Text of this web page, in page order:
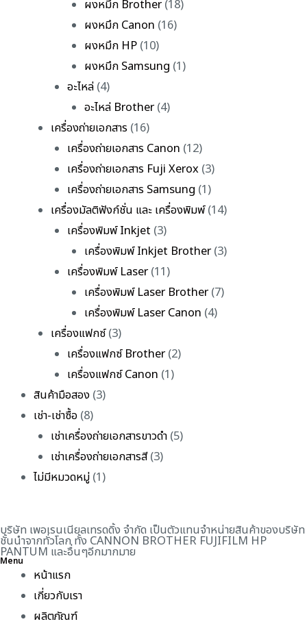
ผงหมึก Brother(18)
ผงหมึก Canon (16)
ผงหมึก HP (10)
ผงหมึก Samsung (1)
อะไหล่ (4)
อะไหล่ Brother(4)
เครื่องถ่ายเอกสาร (16)
เครื่องถ่ายเอกสาร Canon (12)
เครื่องถ่ายเอกสาร Fuji Xerox (3)
เครื่องถ่ายเอกสาร Samsung (1)
เครื่องมัลติฟังก์ชั่น และ เครื่องพิมพ์(14)
เครื่องพิมพ์ Inkjet (3)
เครื่องพิมพ์ Inkjet Brother(3)
เครื่องพิมพ์ Laser(11)
เครื่องพิมพ์ Laser Brother(7)
เครื่องพิมพ์ Laser Canon (4)
เครื่องแฟกซ์(3)
เครื่องแฟกซ์ Brother(2)
เครื่องแฟกซ์ Canon (1)
สินค้ามือสอง (3)
เช่า-เช่าซื้อ (8)
เช่าเครื่องถ่ายเอกสารขาวดำ(5)
เช่าเครื่องถ่ายเอกสารสี(3)
ไม่มีหมวดหมู่ (1)
บริษัท เพอเรนเนียลเทรดดิ้ง จำกัด เป็นตัวแทนจำหน่ายสินค้าของบริษัท
ชั้นนำจากทั่วโลก ทั้ง CANNON BROTHER FUJIFILM HP
PANTUM และอื่นๆอีกมากมาย
Menu
หน้าแรก
เกี่ยวกับเรา
ผลิตภัณฑ์